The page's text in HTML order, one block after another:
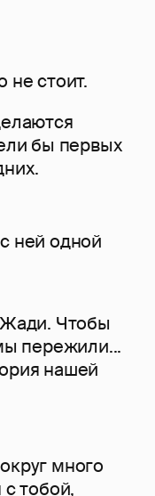
не стоит.
бы первых
ней одной
Жади. Чтобы
пережили...
нашей
много
тобой,